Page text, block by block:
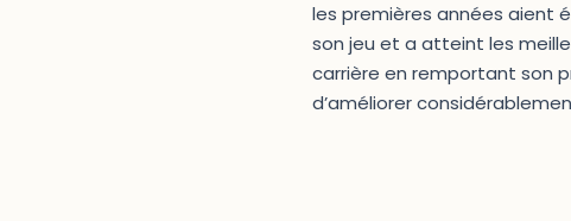
les premières années aient
son jeu et a atteint les
carrière en remportant son
d’améliorer